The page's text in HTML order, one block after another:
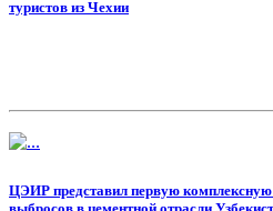
туристов из Чехии
ЦЭИР представил первую комплексную